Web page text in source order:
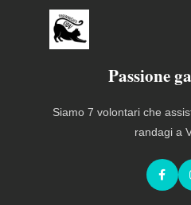
Passione
Siamo 7 volontari che
randagi a